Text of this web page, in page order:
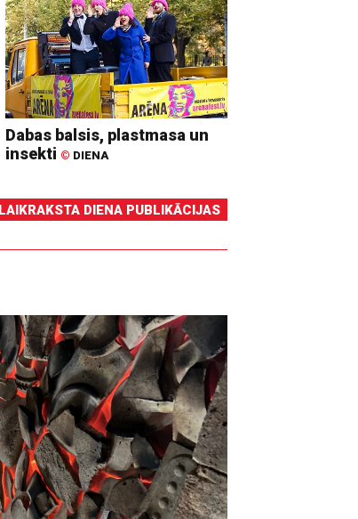
Dabas balsis, plastmasa un
insekti © DIENA
LAIKRAKSTA DIENA PUBLIKĀCIJAS